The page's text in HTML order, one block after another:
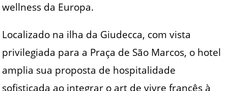
wellness da Europa.
Localizado na ilha da Giudecca, com vista
privilegiada para a Praça de São Marcos, o hotel
amplia sua proposta de hospitalidade
sofisticada ao integrar o art de vivre francês à